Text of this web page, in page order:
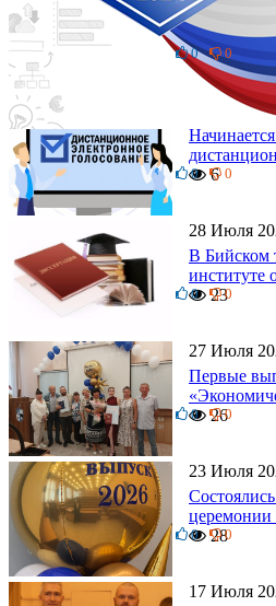
Бийский
на ночном
0 0
15
4 Августа
0 0
6
28 Июля
В Бийском
институте
0 0
23
27 Июля
Первые
0 0
26
23 Июля
церемонии
0 0
28
17 Июля